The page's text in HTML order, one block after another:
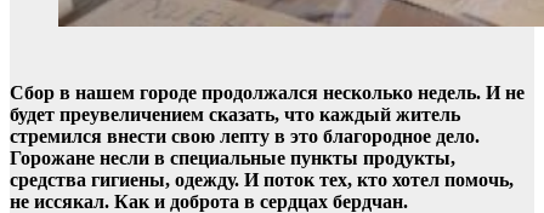
Сбор в нашем городе продолжался несколько недель. И не
будет преувеличением сказать, что каждый житель
стремился внести свою лепту в это благородное дело.
Горожане несли в специальные пункты продукты,
средства гигиены, одежду. И поток тех, кто хотел помочь,
не иссякал. Как и доброта в сердцах бердчан.